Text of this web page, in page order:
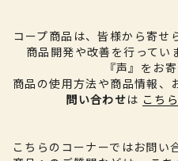
コープ商品は、皆様から寄せ
商品開発や改善を行ってい
『声』をお
商品の使用方法や商品情報、
問い合わせは こちら
こちらのコーナーではお問い